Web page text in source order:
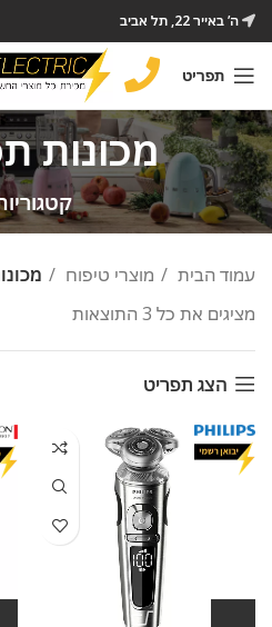
ה’ באייר 22, תל אביב
תפריט
מכונות
עמוד הבית מוצרי טיפוח
מציגים את כל ⁦3⁩ התוצאות
הצג תפריט